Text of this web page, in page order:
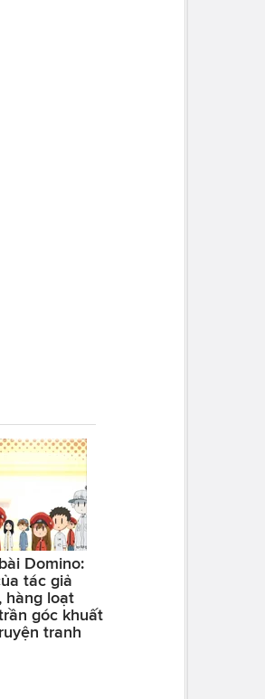
Domino:
tác giả
hàng loạt
góc khuất
tranh